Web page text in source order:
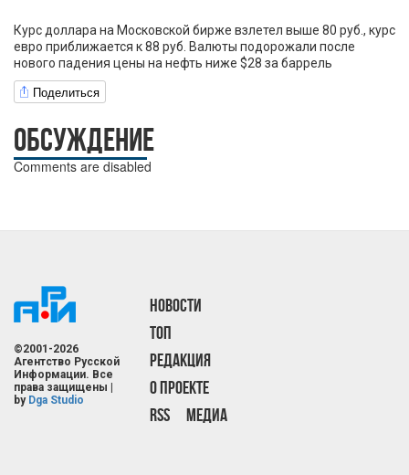
Курс доллара на Московской бирже взлетел выше 80 руб., курс
евро приближается к 88 руб. Валюты подорожали после
нового падения цены на нефть ниже $28 за баррель
Поделиться
ОБСУЖДЕНИЕ
Comments are disabled
©2001-2026
Агентство Русской
Информации. Все
права защищены |
by Dga Studio
НОВОСТИ
ТОП
РЕДАКЦИЯ
О ПРОЕКТЕ
RSS
МЕДИА